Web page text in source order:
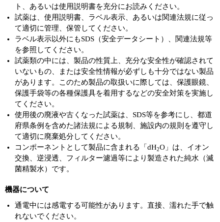
ト、あるいは使用説明書を充分にお読みください。
試薬は、使用説明書、ラベル表示、あるいは関連法規に従っ
て適切に管理、保管してください。
ラベル表示以外にもSDS（安全データシート）、関連法規等
を参照してください。
試薬類の中には、製品の性質上、充分な安全性が確認されて
いないもの、または安全性情報が必ずしも十分ではない製品
があります。このため製品の取扱いに際しては、保護眼鏡、
保護手袋等の各種保護具を着用するなどの安全対策を実施し
てください。
使用後の廃液や古くなった試薬は、SDS等を参考にし、都道
府県条例を含めた諸法規による規制、施設内の規則を遵守し
て適切に廃棄処分してください。
コンポーネントとして製品に含まれる「dH2O」は、イオン
交換、逆浸透、フィルター濾過等により製造された純水（滅
菌精製水）です。
機器について
通電中には感電する可能性があります。直接、濡れた手で触
れないでください。